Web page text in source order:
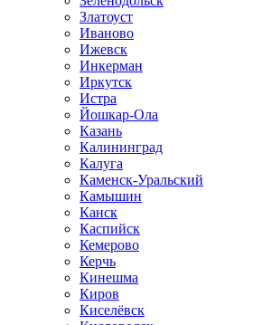
Златоуст
Иваново
Ижевск
Инкерман
Иркутск
Истра
Йошкар-Ола
Казань
Калининград
Калуга
Каменск-Уральский
Камышин
Канск
Каспийск
Кемерово
Керчь
Кинешма
Киров
Киселёвск